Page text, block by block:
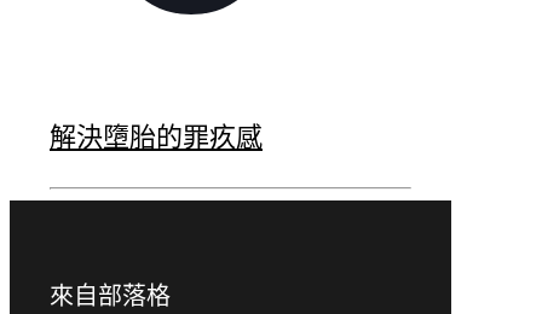
解決墮胎的罪疚感
來自部落格